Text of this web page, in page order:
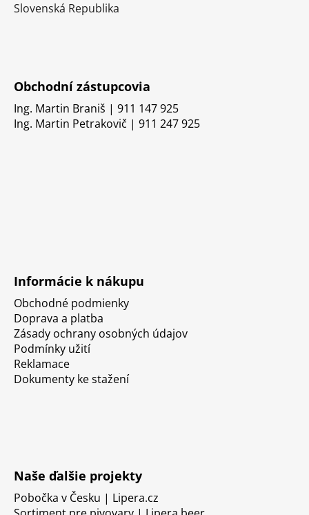
Slovenská Republika
Obchodní zástupcovia
Ing. Martin Braniš | 911 147 925
Ing. Martin Petrakovič | 911 247 925
Informácie k nákupu
Obchodné podmienky
Doprava a platba
Zásady ochrany osobných údajov
Podmínky užití
Reklamace
Dokumenty ke stažení
Naše ďalšie projekty
Pobočka v Česku | Lipera.cz